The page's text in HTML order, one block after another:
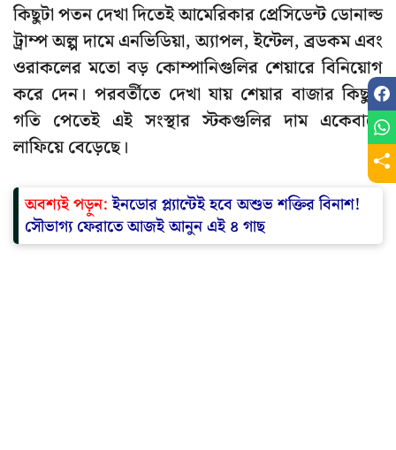
কিছুটা পতন দেখা দিতেই আমেরিকার প্রেসিডেন্ট ডোনাল্ড
ট্রাম্প অল্প দামে এনভিডিয়া, অ্যাপল, ইন্টেল, ব্রডকম এবং
ওরাকলের মতো বড় কোম্পানিগুলির শেয়ারে বিনিয়োগ
করে দেন। পরবর্তীতে দেখা যায় শেয়ার বাজার কিছুটা
গতি পেতেই এই সংস্থার স্টকগুলির দাম একেবারে
লাফিয়ে বেড়েছে।
অবশ্যই পড়ুন:ইনডোর প্ল্যান্টেই হবে অশুভ শক্তির বিনাশ!
সৌভাগ্য ফেরাতে আজই আনুন এই ৪ গাছ